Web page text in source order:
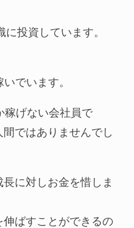
投資しています。
でいます。
稼げない会社員で
ではありませんでし
に対しお金を惜しま
ばすことができるの